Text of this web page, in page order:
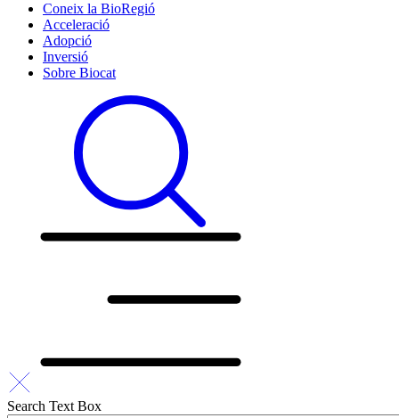
Coneix la BioRegió
Acceleració
Adopció
Inversió
Sobre Biocat
Search Text Box